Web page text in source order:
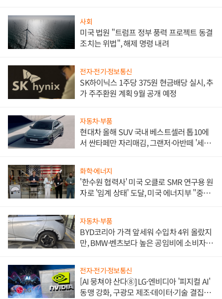
사회
미국 법원 "트럼프 정부 풍력 프로젝트 동결
조치는 위법", 해제 명령 내려
전자·전기·정보통신
SK하이닉스 1주당 375원 현금배당 실시, 추
가 주주환원 계획 9월 공개 예정
자동차·부품
현대차 올해 SUV 국내 베스트셀러 톱10에
서 싼타페만 자리매김, 그랜저·아반떼 '세단
화학·에너지
'한수원 협력사' 미국 오클로 SMR 연구용 원
자로 '임계 상태' 도달, 미국 에너지부 "중요
자동차·부품
BYD코리아 가격 앞세워 수입차 4위 올랐지
만, BMW·벤츠보다 높은 공임비에 소비자
전자·전기·정보통신
[AI 뭉쳐야 산다⑧] LG·엔비디아 '피지컬 AI'
동맹 강화, 구광모 제조·데이터·기술 결집